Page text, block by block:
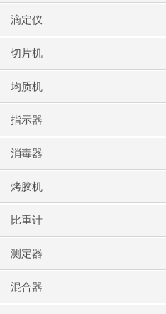
滴定仪
切片机
均质机
指示器
消毒器
烤胶机
比重计
测定器
混合器